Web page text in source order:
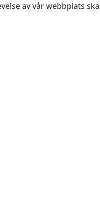
av vår webbplats